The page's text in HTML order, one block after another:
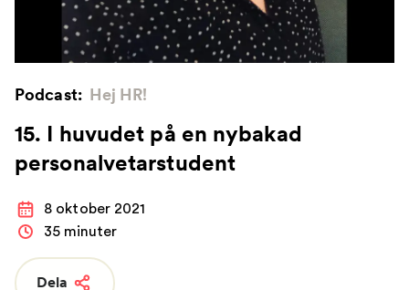
Podcast: Hej HR!
15. I huvudet på en nybakad
personalvetarstudent
8 oktober 2021
35 minuter
Dela